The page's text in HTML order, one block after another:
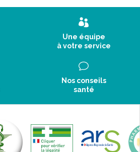
Une équipe
à votre service
Nos conseils
santé